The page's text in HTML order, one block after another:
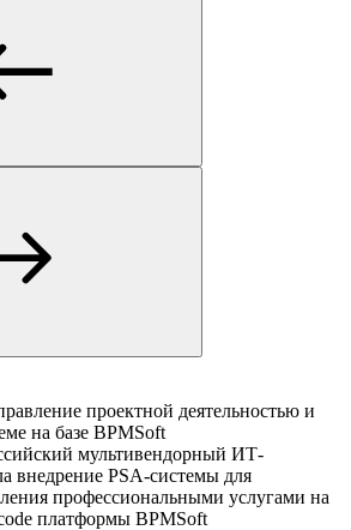
проектной деятельностью и
на базе BPMSoft
мультивендорный ИТ-
внедрение PSA-системы для
профессиональными услугами на
платформы BPMSoft